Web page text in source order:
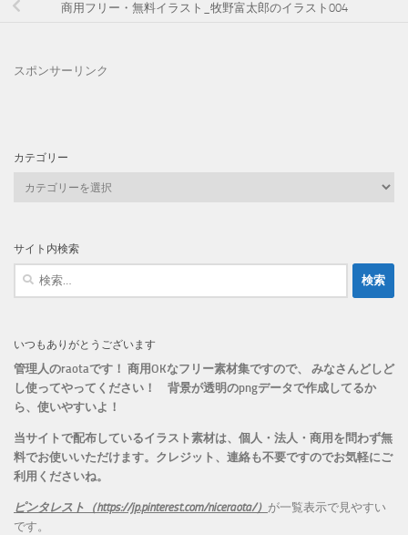
商用フリー・無料イラスト_牧野富太郎のイラスト004
スポンサーリンク
カテゴリー
ー
サイト内検索
いつもありがとうございます
管理人のraotaです！ 商用OKなフリー素材集ですので、 みなさんどしど
し使ってやってください！ 背景が透明のpngデータで作成してるか
ら、 使いやすいよ！
当サイトで配布しているイラスト素材は、個人・法人・商用を問わず無
料でお使いいただけます。 クレジット、連絡も不要ですのでお気軽にご
利用くださいね。
ピンタレスト（https://jp.pinterest.com/niceraota/） が一覧表示で見やすい
です。